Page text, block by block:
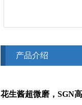
产品介绍
花生酱超微磨，SGN